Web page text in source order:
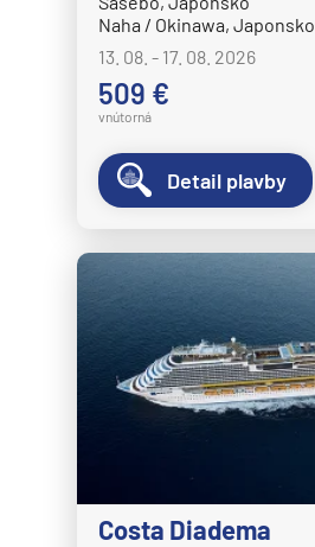
Naha / Okinawa, Japonsko
13. 08. - 17. 08. 2026
509 €
vnútorná
Detail plavby
Costa Diadema